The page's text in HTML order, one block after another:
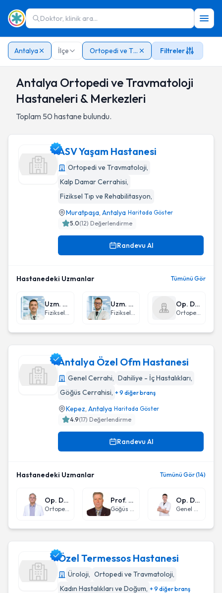
Doktor, klinik ara...
Antalya İlçe Ortopedi ve TravmatolojiFiltreler
Antalya Ortopedi ve Travmatoloji
Hastaneleri & Merkezleri
Toplam 50 hastane bulundu.
ASV Yaşam Hastanesi
Ortopedi ve Travmatoloji,
Kalp Damar Cerrahisi,
Fiziksel Tıp ve Rehabilitasyon,
Muratpaşa, Antalya Haritada Göster
5.0(12) Değerlendirme
Randevu Al
Hastanedeki Uzmanlar Tümünü Gör
Uzm. Dr. Mustafa Doğukan Aydemir
Fiziksel Tıp ve Rehabilitasyon
Uzm. Dr. Mert Kara
Fiziksel Tıp ve Rehabilitasyon
Op. Dr. Hüseyin Balkarlı
Ortopedi ve Travmatoloji
Antalya Özel Ofm Hastanesi
Genel Cerrahi, Dahiliye - İç Hastalıkları,
Göğüs Cerrahisi, + 9 diğer branş
Kepez, Antalya Haritada Göster
4.9(17) Değerlendirme
Randevu Al
Hastanedeki Uzmanlar Tümünü Gör (14)
Op. Dr. İbrahim Levent Arıcan
Ortopedi ve Travmatoloji
Prof. Dr. Mehmet Bilgin
Göğüs Cerrahisi
Op. Dr. Direnç Yiğit
Genel Cerrahi
Özel Termessos Hastanesi
Üroloji, Ortopedi ve Travmatoloji,
Kadın Hastalıkları ve Doğum, + 9 diğer branş